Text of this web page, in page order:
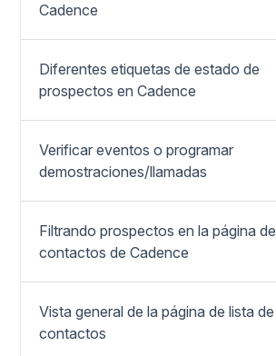
Cadence
Diferentes etiquetas de estado de
prospectos en Cadence
Verificar eventos o programar
demostraciones/llamadas
Filtrando prospectos en la página de
contactos de Cadence
Vista general de la página de lista de
contactos